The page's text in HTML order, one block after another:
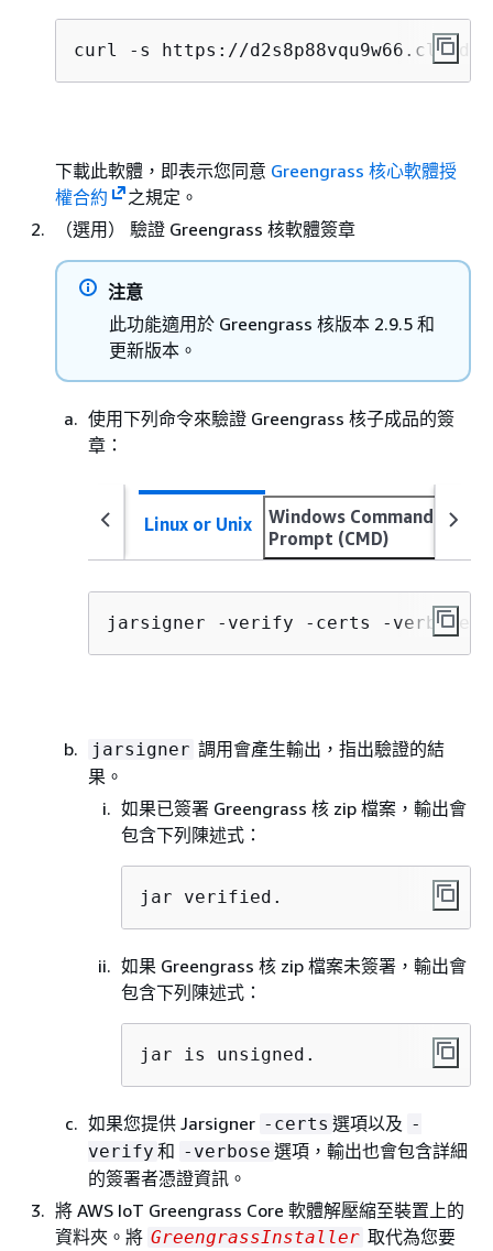
curl -s https://
下載此軟體，即表示您同意 Greengrass 核心軟體授
權合約
之規定。
（選用） 驗證 Greengrass 核軟體簽章
注意
此功能適用於 Greengrass 核版本 2.9.5 和
更新版本。
使用下列命令來驗證 Greengrass 核子成品的簽
章：
Linux or Unix
Windows Command
Prompt (CMD)
jarsigner -verify -certs -verbose
jarsigner 調用會產生輸出，指出驗證的結
果。
如果已簽署 Greengrass 核 zip 檔案，輸出會
包含下列陳述式：
jar verified.
如果 Greengrass 核 zip 檔案未簽署，輸出會
包含下列陳述式：
jar is unsigned.
如果您提供 Jarsigner -certs 選項以及 -
verify 和 -verbose 選項，輸出也會包含詳細
的簽署者憑證資訊。
將 AWS IoT Greengrass Core 軟體解壓縮至裝置上的
資料夾。將 GreengrassInstaller 取代為您要